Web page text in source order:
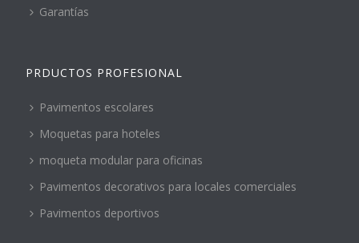
Garantías
PRDUCTOS PROFESIONAL
Pavimentos escolares
Moquetas para hoteles
moqueta modular para oficinas
Pavimentos decorativos para locales comerciales
Pavimentos deportivos